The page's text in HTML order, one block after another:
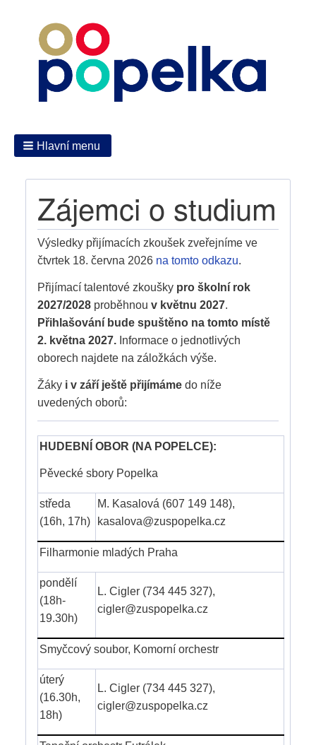
Hlavní menu
Zájemci o studium
Výsledky přijímacích zkoušek zveřejníme ve
čtvrtek 18. června 2026 na tomto odkazu.
Přijímací talentové zkoušky pro školní rok
2027/2028 proběhnou v květnu 2027.
Přihlašování bude spuštěno na tomto místě
2. května 2027. Informace o jednotlivých
oborech najdete na záložkách výše.
Žáky i v září ještě přijímáme do níže
uvedených oborů:
HUDEBNÍ OBOR (NA POPELCE):
Pěvecké sbory Popelka
středa
(16h, 17h)
M. Kasalová (607 149 148),
kasalova@zuspopelka.cz
Filharmonie mladých Praha
pondělí
(18h-
19.30h)
L. Cigler (734 445 327),
cigler@zuspopelka.cz
Smyčcový soubor, Komorní orchestr
úterý
(16.30h,
18h)
L. Cigler (734 445 327),
cigler@zuspopelka.cz